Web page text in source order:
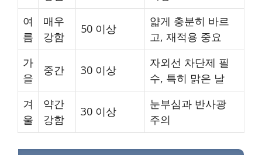
여
름
매우
강함
50 이상
얇게 충분히 바르
고, 재적용 중요
가
을
중간 30 이상
자외선 차단제 필
수, 특히 맑은 날
겨
울
약간
강함
30 이상
눈부심과 반사광
주의